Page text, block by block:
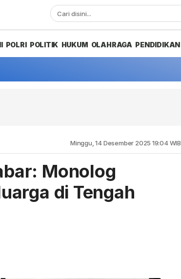
POLRI POLITIK HUKUM OLAHRAGA PENDIDIKAN
Minggu, 14 Desember 2025 19:04 WIB
Monolog
di Tengah